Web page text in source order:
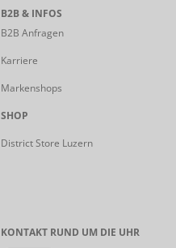
B2B & INFOS
B2B Anfragen
Karriere
Markenshops
SHOP
District Store Luzern
KONTAKT RUND UM DIE UHR